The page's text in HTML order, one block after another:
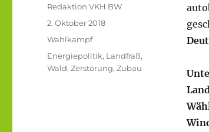
Autor
Redaktion VKH BW
Veröffentlicht
2. Oktober 2018
Kategorien
Wahlkampf
Schlagwörter
Energiepolitik, Landfraß,
Wald,Zerstörung,Zubau